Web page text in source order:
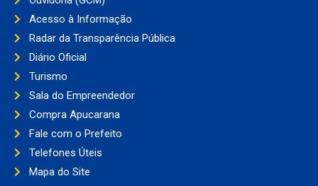
Acesso à Informação
Radar da Transparência Pública
Diário Oficial
Turismo
Sala do Empreendedor
Compra Apucarana
Fale com o Prefeito
Telefones Úteis
Mapa do Site